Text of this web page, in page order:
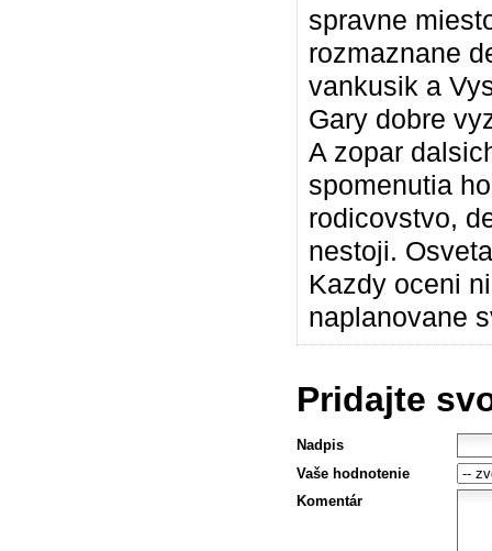
spravne
rozmaznane
vankusik a
Gary dobre
A zopar
spomenutia
rodicovstvo,
nestoji.
Kazdy oceni
naplanovane
Pridajte
Nadpis
Vaše hodnotenie
Komentár